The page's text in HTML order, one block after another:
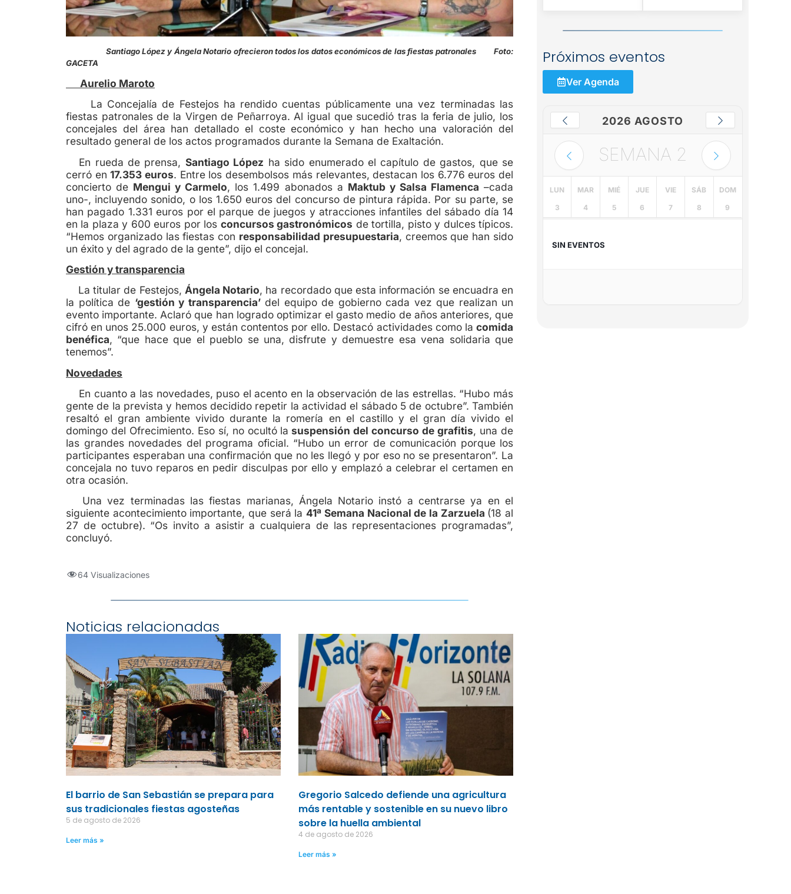
Santiago López y Ángela Notario ofrecieron todos los datos económicos de las fiestas patronales Foto:
GACETA
Aurelio Maroto
La Concejalía de Festejos ha rendido cuentas públicamente una vez terminadas las
fiestas patronales de la Virgen de Peñarroya. Al igual que sucedió tras la feria de julio, los
concejales del área han detallado el coste económico y han hecho una valoración del
resultado general de los actos programados durante la Semana de Exaltación.
En rueda de prensa, Santiago López ha sido enumerado el capítulo de gastos, que se
cerró en17.353 euros. Entre los desembolsos más relevantes, destacan los 6.776 euros del
concierto de Mengui y Carmelo, los 1.499 abonados a Maktub y Salsa Flamenca –cada
uno-, incluyendo sonido, o los 1.650 euros del concurso de pintura rápida. Por su parte, se
han pagado 1.331 euros por el parque de juegos y atracciones infantiles del sábado día 14
en la plaza y 600 euros por los concursos gastronómicos de tortilla, pisto y dulces típicos.
“Hemos organizado las fiestas con responsabilidad presupuestaria, creemos que han sido
un éxito y del agrado de la gente”, dijo el concejal.
Gestión y transparencia
La titular de Festejos, Ángela Notario, ha recordado que esta información se encuadra en
la política de ‘gestión y transparencia’del equipo de gobierno cada vez que realizan un
evento importante. Aclaró que han logrado optimizar el gasto medio de años anteriores, que
cifró en unos 25.000 euros, y están contentos por ello. Destacó actividades como la comida
benéfica, “que hace que el pueblo se una, disfrute y demuestre esa vena solidaria que
tenemos”.
Novedades
En cuanto a las novedades, puso el acento en la observación de las estrellas. “Hubo más
gente de la prevista y hemos decidido repetir la actividad el sábado 5 de octubre”. También
resaltó el gran ambiente vivido durante la romería en el castillo y el gran día vivido el
domingo del Ofrecimiento. Eso sí, no ocultó la suspensión del concurso de grafitis, una de
las grandes novedades del programa oficial. “Hubo un error de comunicación porque los
participantes esperaban una confirmación que no les llegó y por eso no se presentaron”. La
concejala no tuvo reparos en pedir disculpas por ello y emplazó a celebrar el certamen en
otra ocasión.
Una vez terminadas las fiestas marianas, Ángela Notario instó a centrarse ya en el
siguiente acontecimiento importante, que será la41ª Semana Nacional de la Zarzuela (18 al
27 de octubre). “Os invito a asistir a cualquiera de las representaciones programadas”,
concluyó.
64 Visualizaciones
Noticias relacionadas
El barrio de San Sebastián se prepara para
sus tradicionales fiestas agosteñas
5 de agosto de 2026
Leer más »
Gregorio Salcedo defiende una agricultura
más rentable y sostenible en su nuevo libro
sobre la huella ambiental
4 de agosto de 2026
Leer más »
Próximos eventos
Ver Agenda
2026 AGOSTO
SEMANA 2
LUN
3
MAR
4
MIÉ
5
JUE
6
VIE
7
SÁB
8
DOM
9
SIN EVENTOS